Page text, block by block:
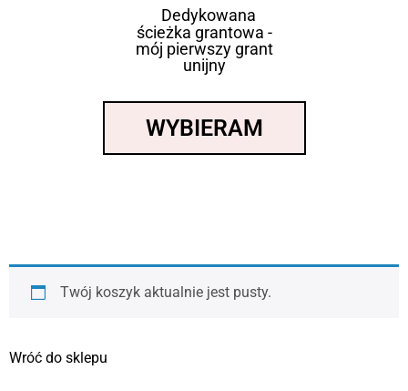
Dedykowana
ścieżka grantowa -
mój pierwszy grant
unijny
WYBIERAM
Twój koszyk aktualnie jest pusty.
Wróć do sklepu